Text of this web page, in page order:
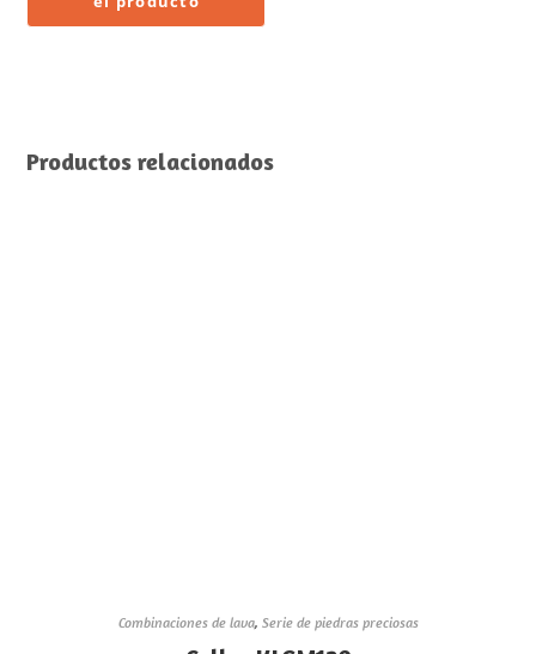
Productos relacionados
Combinaciones de lava, Serie de piedras preciosas